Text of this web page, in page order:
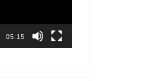
05:15